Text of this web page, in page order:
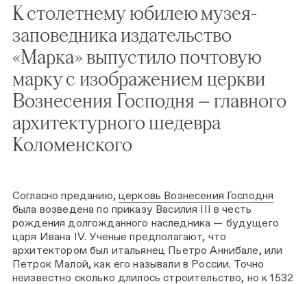
К столетнему юбилею музея-
заповедника издательство
«Марка» выпустило почтовую
марку с изображением церкви
Вознесения Господня — главного
архитектурного шедевра
Коломенского
Согласно преданию, церковь Вознесения Господня
была возведена по приказу Василия III в честь
рождения долгожданного наследника — будущего
царя Ивана IV. Ученые предполагают, что
архитектором был итальянец Пьетро Аннибале, или
Петрок Малой, как его называли в России. Точно
неизвестно сколько длилось строительство, но к 1532